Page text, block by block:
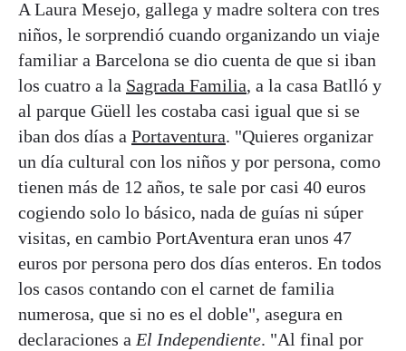
A Laura Mesejo, gallega y madre soltera con tres
niños, le sorprendió cuando organizando un viaje
familiar a Barcelona se dio cuenta de que si iban
los cuatro a la Sagrada Familia, a la casa Batlló y
al parque Güell les costaba casi igual que si se
iban dos días a Portaventura. "Quieres organizar
un día cultural con los niños y por persona, como
tienen más de 12 años, te sale por casi 40 euros
cogiendo solo lo básico, nada de guías ni súper
visitas, en cambio PortAventura eran unos 47
euros por persona pero dos días enteros. En todos
los casos contando con el carnet de familia
numerosa, que si no es el doble", asegura en
declaraciones a El Independiente. "Al final por